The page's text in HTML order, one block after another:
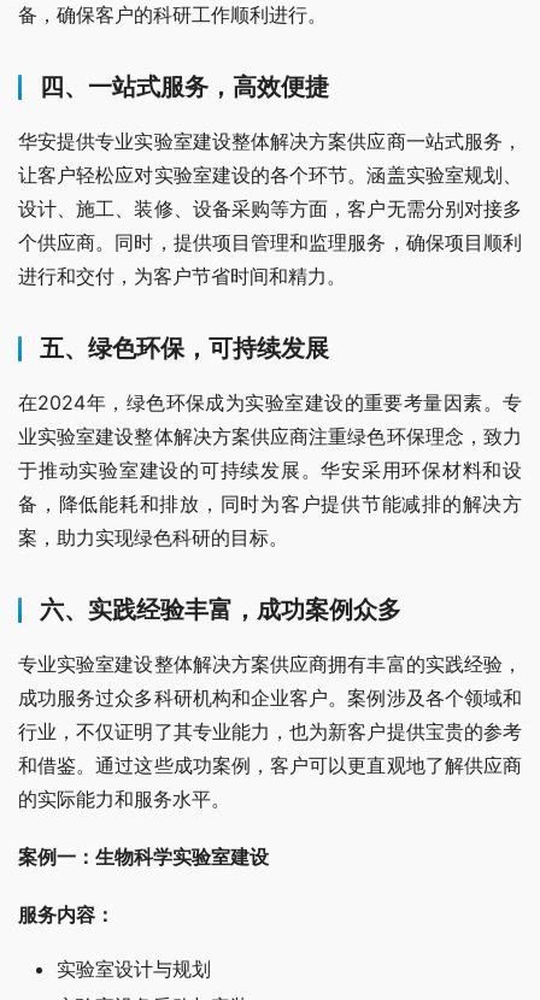
备，确保客户的科研工作顺利进行。
四、一站式服务，高效便捷
华安提供专业实验室建设整体解决方案供应商一站式服务，
让客户轻松应对实验室建设的各个环节。涵盖实验室规划、
设计、施工、装修、设备采购等方面，客户无需分别对接多
个供应商。同时，提供项目管理和监理服务，确保项目顺利
进行和交付，为客户节省时间和精力。
五、绿色环保，可持续发展
在2024年，绿色环保成为实验室建设的重要考量因素。专
业实验室建设整体解决方案供应商注重绿色环保理念，致力
于推动实验室建设的可持续发展。华安采用环保材料和设
备，降低能耗和排放，同时为客户提供节能减排的解决方
案，助力实现绿色科研的目标。
六、实践经验丰富，成功案例众多
专业实验室建设整体解决方案供应商拥有丰富的实践经验，
成功服务过众多科研机构和企业客户。案例涉及各个领域和
行业，不仅证明了其专业能力，也为新客户提供宝贵的参考
和借鉴。通过这些成功案例，客户可以更直观地了解供应商
的实际能力和服务水平。
案例一：生物科学实验室建设
服务内容：
实验室设计与规划